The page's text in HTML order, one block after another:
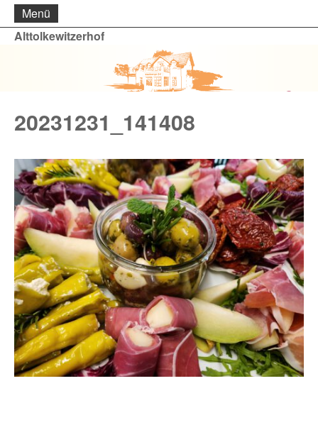
Menü
Alttolkewitzerhof
20231231_141408